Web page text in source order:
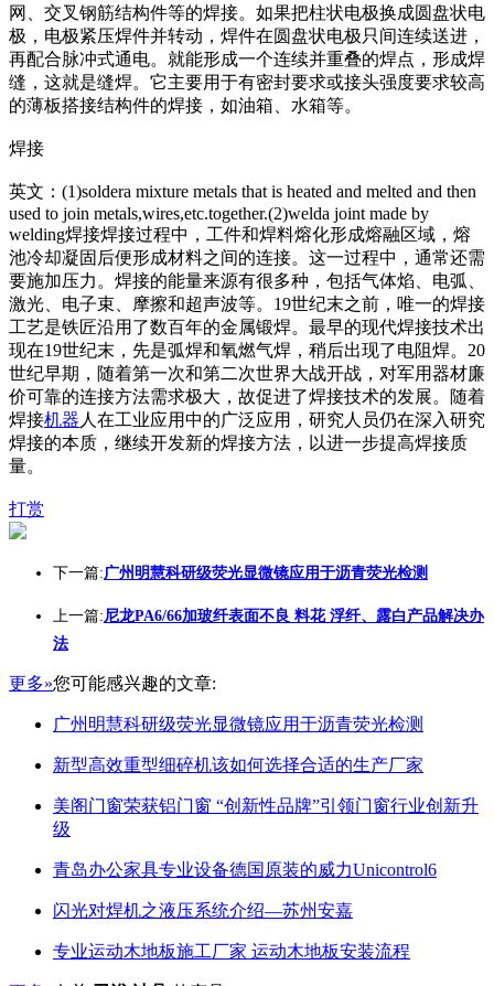
网、交叉钢筋结构件等的焊接。如果把柱状电极换成圆盘状电
极，电极紧压焊件并转动，焊件在圆盘状电极只间连续送进，
再配合脉冲式通电。就能形成一个连续并重叠的焊点，形成焊
缝，这就是缝焊。它主要用于有密封要求或接头强度要求较高
的薄板搭接结构件的焊接，如油箱、水箱等。
焊接
英文：(1)soldera mixture metals that is heated and melted and then
used to join metals,wires,etc.together.(2)welda joint made by
welding焊接焊接过程中，工件和焊料熔化形成熔融区域，熔
池冷却凝固后便形成材料之间的连接。这一过程中，通常还需
要施加压力。焊接的能量来源有很多种，包括气体焰、电弧、
激光、电子束、摩擦和超声波等。19世纪末之前，唯一的焊接
工艺是铁匠沿用了数百年的金属锻焊。最早的现代焊接技术出
现在19世纪末，先是弧焊和氧燃气焊，稍后出现了电阻焊。20
世纪早期，随着第一次和第二次世界大战开战，对军用器材廉
价可靠的连接方法需求极大，故促进了焊接技术的发展。随着
焊接机器 人在工业应用中的广泛应用，研究人员仍在深入研究
焊接的本质，继续开发新的焊接方法，以进一步提高焊接质
量。
打赏
下一篇:广州明慧科研级荧光显微镜应用于沥青荧光检测
上一篇:尼龙PA6/66加玻纤表面不良 料花 浮纤、露白产品解决办
法
更多»您可能感兴趣的文章:
广州明慧科研级荧光显微镜应用于沥青荧光检测
新型高效重型细碎机该如何选择合适的生产厂家
美阁门窗荣获铝门窗 “创新性品牌”引领门窗行业创新升
级
青岛办公家具专业设备德国原装的威力Unicontrol6
闪光对焊机之液压系统介绍—苏州安嘉
专业运动木地板施工厂家 运动木地板安装流程